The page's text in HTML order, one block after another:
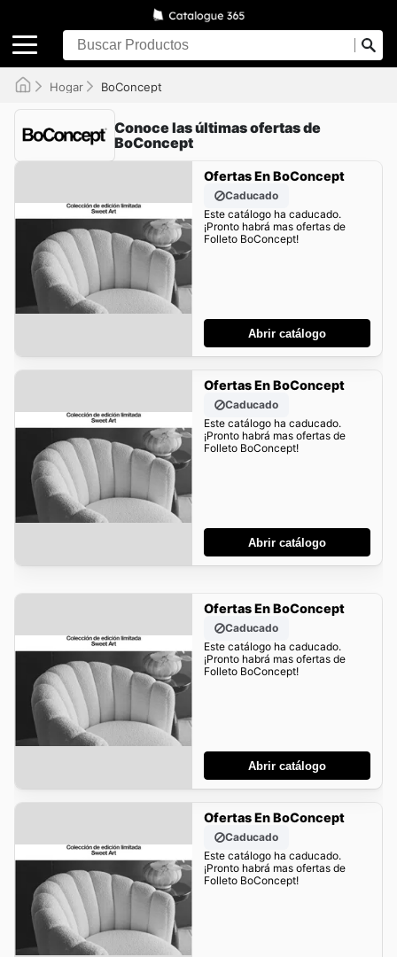
Hogar BoConcept
Conoce las últimas ofertas de
BoConcept
Ofertas En BoConcept
Caducado
Este catálogo ha caducado.
¡Pronto habrá mas ofertas de
Folleto BoConcept!
Abrir catálogo
Ofertas En BoConcept
Caducado
Este catálogo ha caducado.
¡Pronto habrá mas ofertas de
Folleto BoConcept!
Abrir catálogo
Ofertas En BoConcept
Caducado
Este catálogo ha caducado.
¡Pronto habrá mas ofertas de
Folleto BoConcept!
Abrir catálogo
Ofertas En BoConcept
Caducado
Este catálogo ha caducado.
¡Pronto habrá mas ofertas de
Folleto BoConcept!